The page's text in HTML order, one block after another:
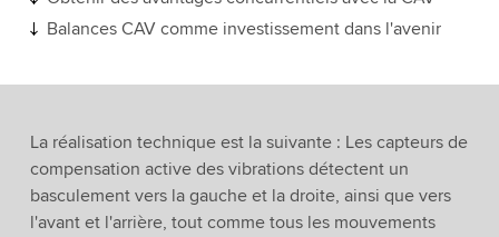
Balances CAV comme investissement dans l'avenir
La réalisation technique est la suivante : Les capteurs de
compensation active des vibrations détectent un
basculement vers la gauche et la droite, ainsi que vers
l'avant et l'arrière, tout comme tous les mouvements